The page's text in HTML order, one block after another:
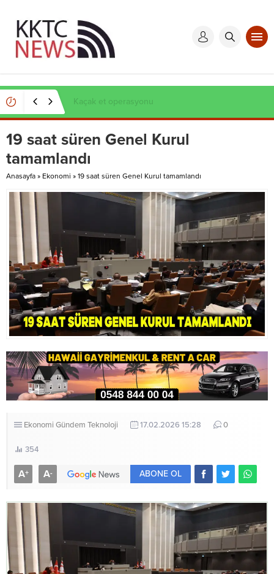
Kaçak et operasyonu
19 saat süren Genel Kurul
tamamlandı
Anasayfa » Ekonomi » 19 saat süren Genel Kurul tamamlandı
Ekonomi Gündem Teknoloji 17.02.2026 15:28 0
354
A+ A- ABONE OL